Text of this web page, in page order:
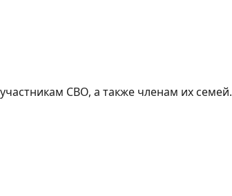
СВО, а также членам их семей.